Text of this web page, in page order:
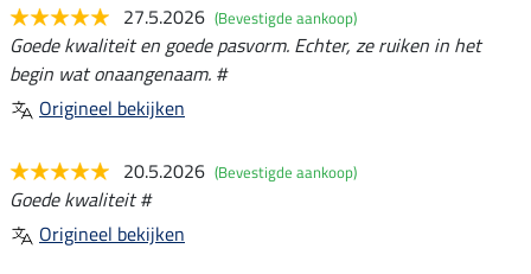
27.5.2026 (Bevestigde aankoop)
Goede kwaliteit en goede pasvorm. Echter, ze ruiken in het
begin wat onaangenaam. #
Origineel bekijken
20.5.2026 (Bevestigde aankoop)
Goede kwaliteit #
Origineel bekijken